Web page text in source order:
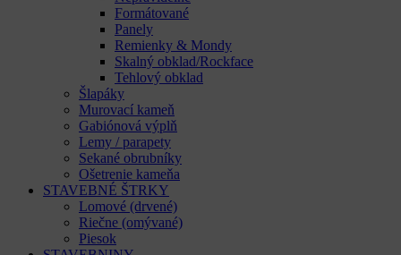
Formátované
Panely
Remienky & Mondy
Skalný obklad/Rockface
Tehlový obklad
Šlapáky
Murovací kameň
Gabiónová výplň
Lemy / parapety
Sekané obrubníky
Ošetrenie kameňa
STAVEBNÉ ŠTRKY
Lomové (drvené)
Riečne (omývané)
Piesok